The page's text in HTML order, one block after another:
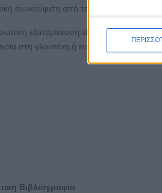
ανακούφιση από τα συμπτώματα και
εξατομίκευση είναι το κλειδί: Δεν
στη γλουτένη ή εντερική φλεγμονή, η
Βιβλιογραφία